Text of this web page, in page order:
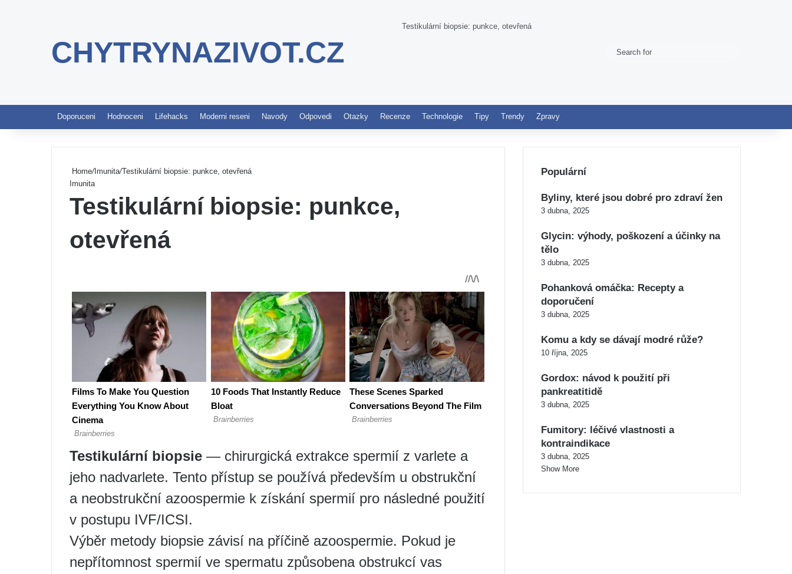
CHYTRYNAZIVOT.CZ
Testikulární biopsie: punkce, otevřená
Switch skin
Doporuceni Hodnoceni Lifehacks Moderni reseni Navody Odpovedi Otazky Recenze Technologie Tipy Trendy Zpravy
Home/Imunita/Testikulární biopsie: punkce, otevřená
Imunita
Testikulární biopsie: punkce,
otevřená
Testikulární biopsie — chirurgická extrakce spermií z varlete a
jeho nadvarlete. Tento přístup se používá především u obstrukční
a neobstrukční azoospermie k získání spermií pro následné použití
v postupu IVF/ICSI.
Výběr metody biopsie závisí na příčině azoospermie. Pokud je
nepřítomnost spermií ve spermatu způsobena obstrukcí vas
Populární
Byliny, které jsou dobré pro zdraví žen
3 dubna, 2025
Glycin: výhody, poškození a účinky na
tělo
3 dubna, 2025
Pohanková omáčka: Recepty a
doporučení
3 dubna, 2025
Komu a kdy se dávají modré růže?
10 října, 2025
Gordox: návod k použití při
pankreatitidě
3 dubna, 2025
Fumitory: léčivé vlastnosti a
kontraindikace
3 dubna, 2025
Show More